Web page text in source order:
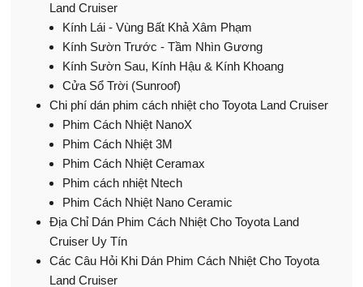
Land Cruiser
Kính Lái - Vùng Bất Khả Xâm Phạm
Kính Sườn Trước - Tầm Nhìn Gương
Kính Sườn Sau, Kính Hậu & Kính Khoang
Cửa Sổ Trời (Sunroof)
Chi phí dán phim cách nhiệt cho Toyota Land Cruiser
Phim Cách Nhiệt NanoX
Phim Cách Nhiệt 3M
Phim Cách Nhiệt Ceramax
Phim cách nhiệt Ntech
Phim Cách Nhiệt Nano Ceramic
Địa Chỉ Dán Phim Cách Nhiệt Cho Toyota Land
Cruiser Uy Tín
Các Câu Hỏi Khi Dán Phim Cách Nhiệt Cho Toyota
Land Cruiser